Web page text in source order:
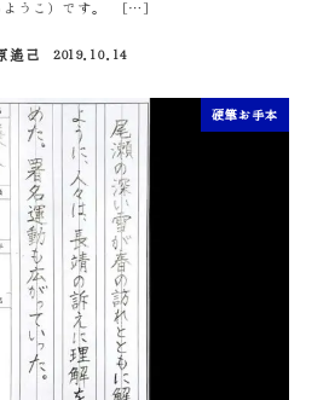
ようこ）です。 […]
遙己
2019.10.14
硬筆お手本